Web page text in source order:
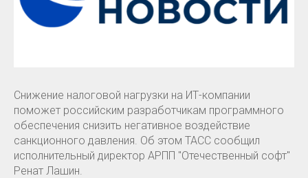
Снижение налоговой нагрузки на ИТ-компании
поможет российским разработчикам программного
обеспечения снизить негативное воздействие
санкционного давления. Об этом ТАСС сообщил
исполнительный директор АРПП "Отечественный софт"
Ренат Лашин.